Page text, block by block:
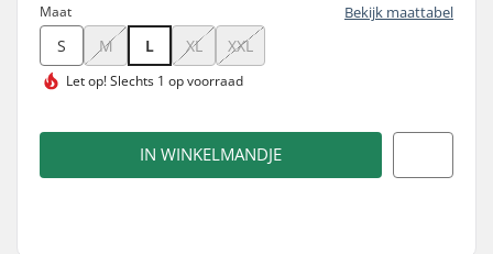
Maat Bekijk maattabel
S M L XL XXL
Let op!Slechts 1 op voorraad
IN WINKELMANDJE